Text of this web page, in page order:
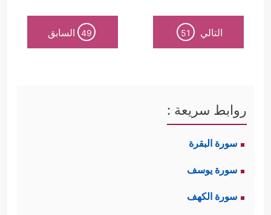
التالي 51
49 السابق
روابط سريعة :
سورة البقرة
سورة يوسف
سورة الكهف